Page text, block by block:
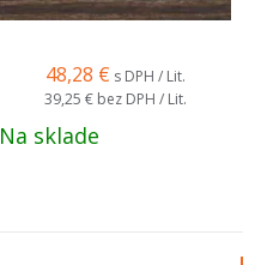
48,28 € s DPH / Lit.
39,25 € bez DPH / Lit.
Na sklade